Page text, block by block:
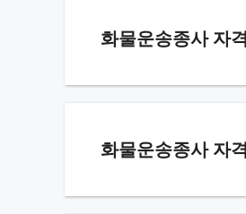
화물운송종사 자
화물운송종사 자